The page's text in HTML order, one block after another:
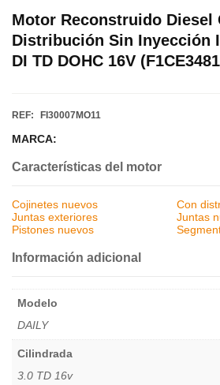
Motor Reconstruido Diesel
Distribución Sin Inyección
DI TD DOHC 16V
REF: FI30007MO11
MARCA:
Características del motor
Cojinetes nuevos
Con
Juntas exteriores
Juntas
Pistones nuevos
Información adicional
Modelo
DAILY
Cilindrada
3.0 TD 16v